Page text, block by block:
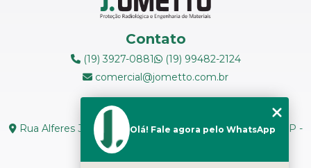
Contato
(19) 3927-0881
(19) 99482-2124
comercial@jometto.com.br
Endereço
Rua Alferes José Caetano, N 1665 - Centro Piracicaba - SP -
CEP: 13400-126
Olá! Fale agora pelo WhatsApp